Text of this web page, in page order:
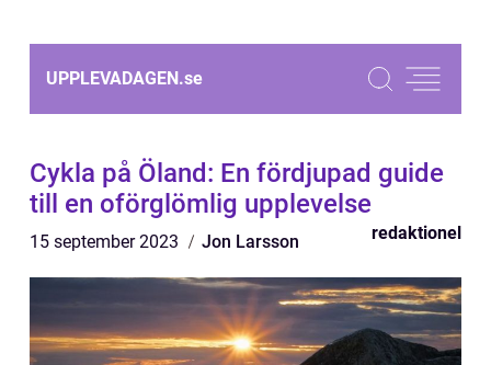
UPPLEVADAGEN.se
Cykla på Öland: En fördjupad guide
till en oförglömlig upplevelse
15 september 2023 Jon Larsson redaktionel